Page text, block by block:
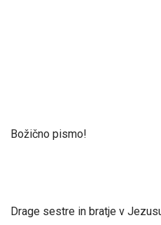
Božično pismo!
Drage sestre in bratje v